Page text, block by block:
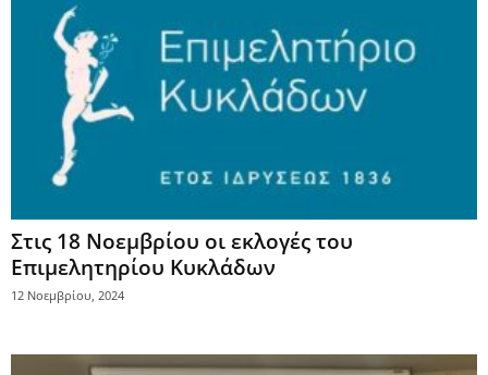
Στις 18 Νοεμβρίου οι εκλογές του
Επιμελητηρίου Κυκλάδων
12 Νοεμβρίου, 2024